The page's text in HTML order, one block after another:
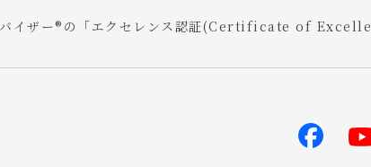
バイザー®の「エクセレンス認証(Certificate of